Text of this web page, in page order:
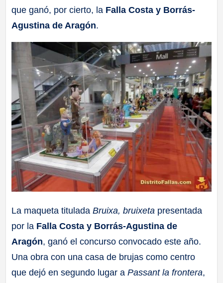
que ganó, por cierto, la Falla Costa y Borrás-
Agustina de Aragón.
La maqueta tituladaBruixa, bruixeta presentada
por la Falla Costa y Borrás-Agustina de
Aragón, ganó el concurso convocado este año.
Una obra con una casa de brujas como centro
que dejó en segundo lugar aPassant la frontera,